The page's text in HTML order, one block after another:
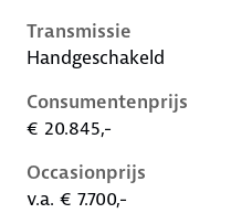
Transmissie
Handgeschakeld
Consumentenprijs
€ 20.845,-
Occasionprijs
v.a. € 7.700,-